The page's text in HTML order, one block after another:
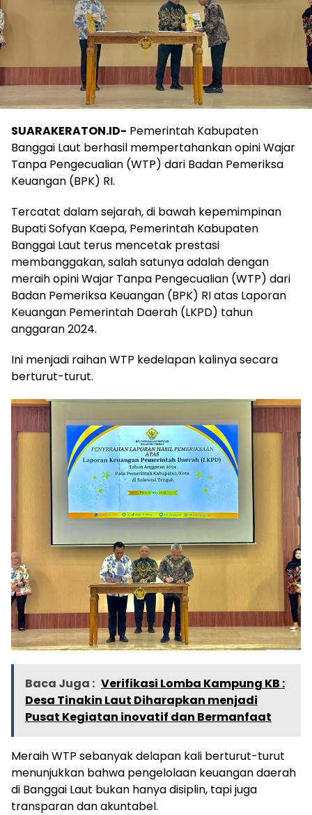
SUARAKERATON.ID- Pemerintah Kabupaten
Banggai Laut berhasil mempertahankan opini Wajar
Tanpa Pengecualian (WTP) dari Badan Pemeriksa
Keuangan (BPK) RI.
Tercatat dalam sejarah, di bawah kepemimpinan
Bupati Sofyan Kaepa, Pemerintah Kabupaten
Banggai Laut terus mencetak prestasi
membanggakan, salah satunya adalah dengan
meraih opini Wajar Tanpa Pengecualian (WTP) dari
Badan Pemeriksa Keuangan (BPK) RI atas Laporan
Keuangan Pemerintah Daerah (LKPD) tahun
anggaran 2024.
Ini menjadi raihan WTP kedelapan kalinya secara
berturut-turut.
Baca Juga : Verifikasi Lomba Kampung KB :
Desa Tinakin Laut Diharapkan menjadi
Pusat Kegiatan inovatif dan Bermanfaat
Meraih WTP sebanyak delapan kali berturut-turut
menunjukkan bahwa pengelolaan keuangan daerah
di Banggai Laut bukan hanya disiplin, tapi juga
transparan dan akuntabel.